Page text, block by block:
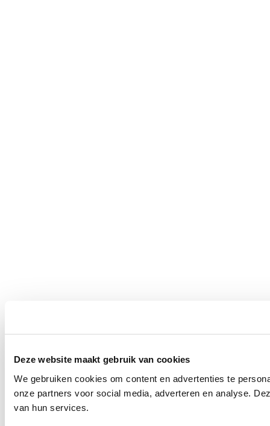
Deze website maakt gebruik van cookies
We gebruiken cookies om content en advertenties te
onze partners voor social media, adverteren en analyse.
van hun services.